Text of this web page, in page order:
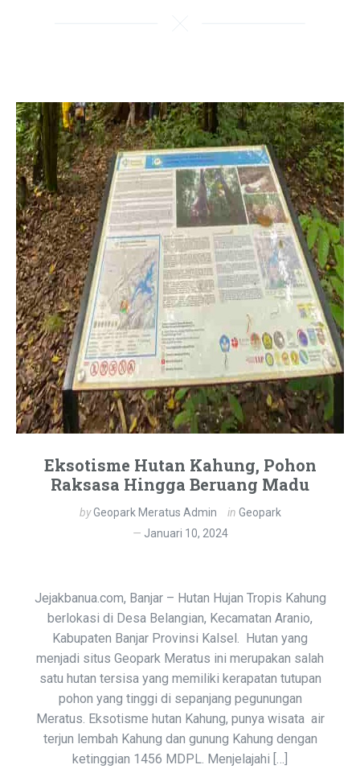
Eksotisme Hutan Kahung, Pohon
Raksasa Hingga Beruang Madu
byGeopark Meratus Admin in Geopark
Januari 10, 2024
Jejakbanua.com, Banjar – Hutan Hujan Tropis Kahung
berlokasi di Desa Belangian, Kecamatan Aranio,
Kabupaten Banjar Provinsi Kalsel. Hutan yang
menjadi situs Geopark Meratus ini merupakan salah
satu hutan tersisa yang memiliki kerapatan tutupan
pohon yang tinggi di sepanjang pegunungan
Meratus. Eksotisme hutan Kahung, punya wisata air
terjun lembah Kahung dan gunung Kahung dengan
ketinggian 1456 MDPL. Menjelajahi […]